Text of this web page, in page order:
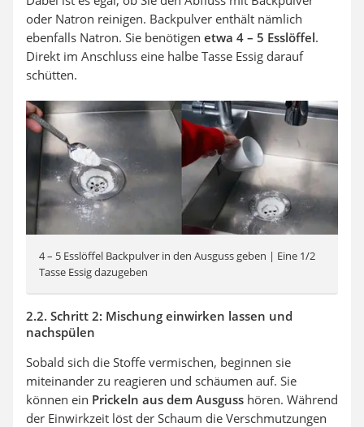
oder Natron reinigen. Backpulver enthält nämlich
ebenfalls Natron. Sie benötigen etwa 4 – 5 Esslöffel.
Direkt im Anschluss eine halbe Tasse Essig darauf
schütten.
4 – 5 Esslöffel Backpulver in den Ausguss geben | Eine 1/2
Tasse Essig dazugeben
2.2. Schritt 2: Mischung einwirken lassen und
nachspülen
Sobald sich die Stoffe vermischen, beginnen sie
miteinander zu reagieren und schäumen auf. Sie
können ein Prickeln aus dem Ausguss hören. Während
der Einwirkzeit löst der Schaum die Verschmutzungen